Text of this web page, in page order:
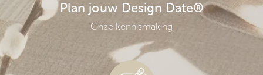
Plan jouw Design Date®
Onze kennismaking